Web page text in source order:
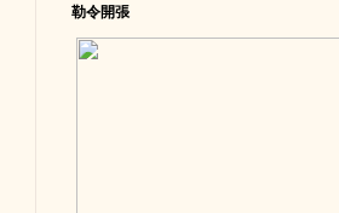
勒令開張